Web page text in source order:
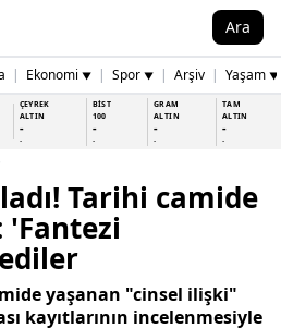
Ara
| Ekonomi ▼ | Spor ▼ | Arşiv | Yaşam ▼
ÇEYREK
ALTIN
-
-
BİST
100
-
-
GRAM
ALTIN
-
-
TAM
ALTIN
-
-
Tarihi camide
'Fantezi
yaşanan "cinsel ilişki"
kayıtlarının incelenmesiyle